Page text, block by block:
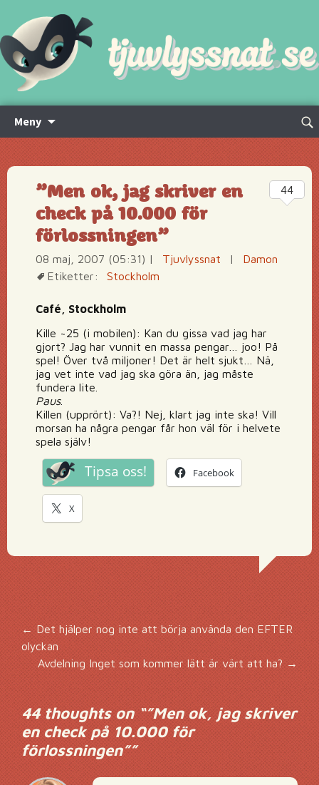
Meny
innehåll
Sök
”Men ok, jag skriver en
check på 10.000 för
förlossningen”
08 maj, 2007 (05:31) | Tjuvlyssnat |
Damon
Etiketter:
Stockholm
Café, Stockholm
Kille ~25 (i mobilen): Kan du gissa vad jag har
gjort? Jag har vunnit en massa pengar… joo! På
spel! Över två miljoner! Det är helt sjukt… Nä,
jag vet inte vad jag ska göra än, jag måste
fundera lite.
Paus.
Killen (upprört): Va?! Nej, klart jag inte ska! Vill
morsan ha några pengar får hon väl för i helvete
spela själv!
Tipsa oss! Facebook
X
44
Inläggsnavigering
←Det hjälper nog inte att börja använda den EFTER
olyckan
Avdelning Inget som kommer lätt är värt att ha? →
44 thoughts on “”Men ok, jag skriver
en check på 10.000 för
förlossningen””